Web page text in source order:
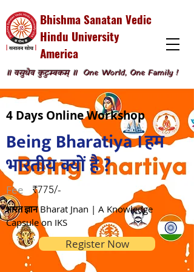
Bhishma Sanatan Vedic
Hindu University
America
॥ वसुधैव कुटुम्बकम् ॥ One World, One Family !
4 Days Online Workshop
Being Bharatiya । हम
भारतीय क्यों है ?
Fee ₹775/-
भारत ज्ञानBharat Jnan | A Knowledge
Capsule on IKS
Register Now